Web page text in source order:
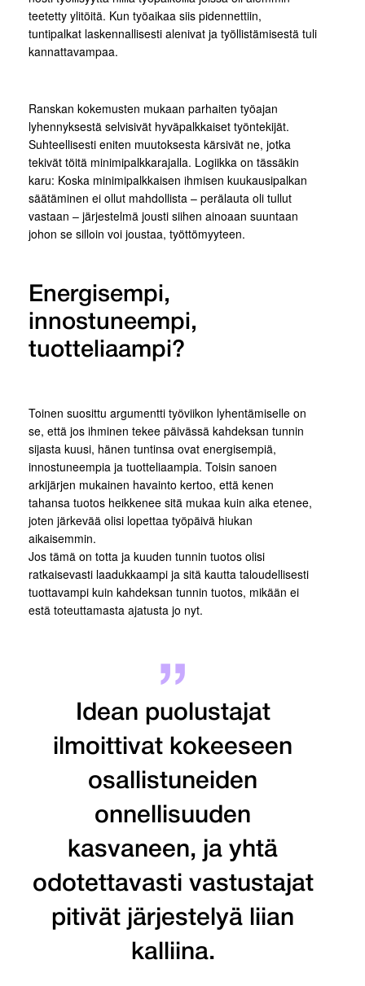
teetetty ylitöitä. Kun työaikaa siis pidennettiin,
tuntipalkat laskennallisesti alenivat ja työllistämisestä tuli
kannattavampaa.
Ranskan kokemusten mukaan parhaiten työajan
lyhennyksestä selvisivät hyväpalkkaiset työntekijät.
Suhteellisesti eniten muutoksesta kärsivät ne, jotka
tekivät töitä minimipalkkarajalla. Logiikka on tässäkin
karu: Koska minimipalkkaisen ihmisen kuukausipalkan
säätäminen ei ollut mahdollista – perälauta oli tullut
vastaan – järjestelmä jousti siihen ainoaan suuntaan
johon se silloin voi joustaa, työttömyyteen.
Energisempi,
innostuneempi,
tuotteliaampi?
Toinen suosittu argumentti työviikon lyhentämiselle on
se, että jos ihminen tekee päivässä kahdeksan tunnin
sijasta kuusi, hänen tuntinsa ovat energisempiä,
innostuneempia ja tuotteliaampia. Toisin sanoen
arkijärjen mukainen havainto kertoo, että kenen
tahansa tuotos heikkenee sitä mukaa kuin aika etenee,
joten järkevää olisi lopettaa työpäivä hiukan
aikaisemmin.
Jos tämä on totta ja kuuden tunnin tuotos olisi
ratkaisevasti laadukkaampi ja sitä kautta taloudellisesti
tuottavampi kuin kahdeksan tunnin tuotos, mikään ei
estä toteuttamasta ajatusta jo nyt.
Idean puolustajat
ilmoittivat kokeeseen
osallistuneiden
onnellisuuden
kasvaneen, ja yhtä
odotettavasti vastustajat
pitivät järjestelyä liian
kalliina.